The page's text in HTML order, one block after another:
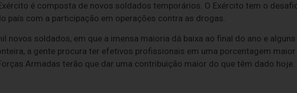
é composta de novos soldados temporários. O Exército tem o
país com a participação em operações contra as drogas.
novos soldados, em que a imensa maioria dá baixa ao final do ano e alguns
a gente procura ter efetivos profissionais em uma porcentagem maior
Armadas terão que dar uma contribuição maior do que têm dado hoje.